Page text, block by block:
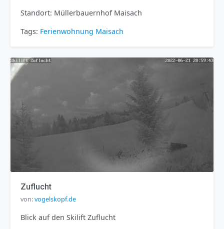
Standort: Müllerbauernhof Maisach
Tags: Ferienwohnung Maisach
Zuflucht
von:vogelskopf.de
Blick auf den Skilift Zuflucht